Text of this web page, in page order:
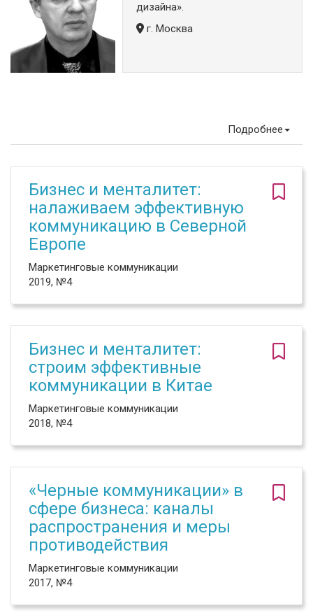
дизайна».
г. Москва
Подробнее
Бизнес и менталитет:
налаживаем эффективную
коммуникацию в Северной
Европе
Маркетинговые коммуникации
2019, №4
Бизнес и менталитет:
строим эффективные
коммуникации в Китае
Маркетинговые коммуникации
2018, №4
«Черные коммуникации» в
сфере бизнеса: каналы
распространения и меры
противодействия
Маркетинговые коммуникации
2017, №4